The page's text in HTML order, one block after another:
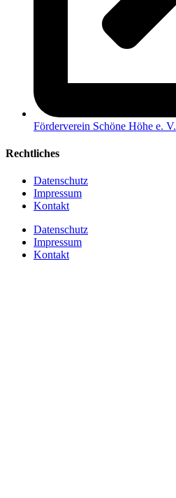
Förderverein Schöne Höhe e. V.
Rechtliches
Datenschutz
Impressum
Kontakt
Datenschutz
Impressum
Kontakt